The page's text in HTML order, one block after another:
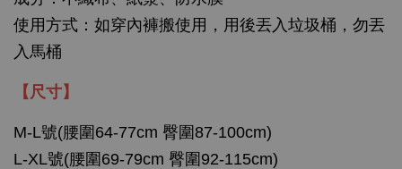
使用方式：如穿內褲搬使用，用後丟入垃圾桶，勿丟
入馬桶
【 尺寸】
M-L號(腰圍64-77cm 臀圍87-100cm)
L-XL號(腰圍69-79cm 臀圍92-115cm)